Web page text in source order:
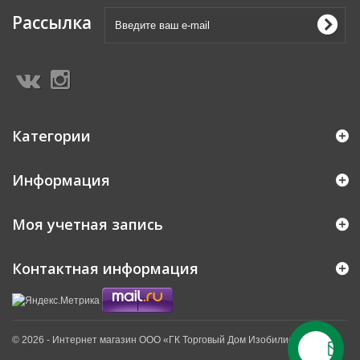
Рассылка
Категории
Информация
© 2026 - Интернет магазин ООО «ГК Торговый Дом Изобилие» ™
Моя учетная запись
Контактная информация